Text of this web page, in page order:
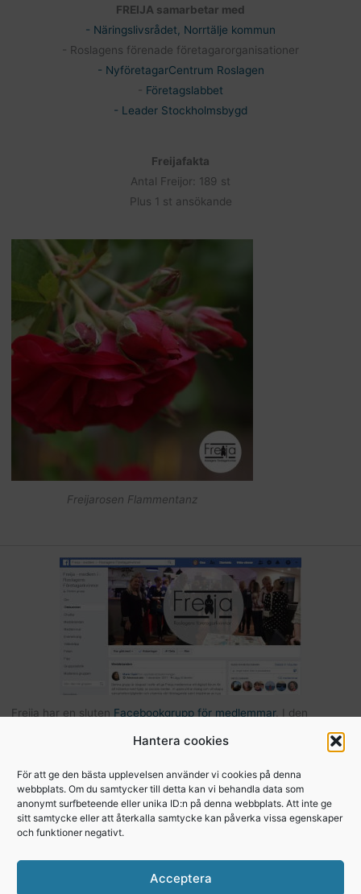
Hantera cookies
För att ge den bästa upplevelsen använder vi cookies på denna
webbplats. Om du samtycker till detta kan vi behandla data som
anonymt surfbeteende eller unika ID:n på denna webbplats. Att inte ge
sitt samtycke eller att återkalla samtycke kan påverka vissa egenskaper
och funktioner negativt.
Acceptera
FREIJA samarbetar med
- Näringslivsrådet, Norrtälje kommun
- Roslagens förenade företagarorganisationer
- NyföretagarCentrum Roslagen
Företagslabbet
- Leader Stockholmsbygd
Freijafakta
Antal Freijor: 189 st
Plus 1 st ansökande
Freijarosen Flammentanz
Freija har en sluten Facebookgrupp för medlemmar. I den
gruppen kan du som är medlem kommunicera med andra Freijor,
ställa frågor, tipsa varandra etc… Här hittar du också bilder och
filer från Freijaträffar. Om du är Freija och finns på Facebook –
begär att få bli medlem.
Copyright © 2026, Freija - Roslagens